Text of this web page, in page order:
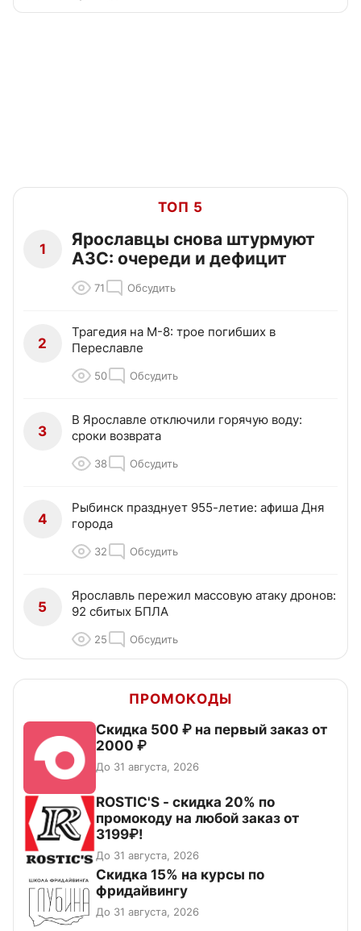
ТОП 5
1
Ярославцы снова штурмуют
АЗС: очереди и дефицит
71 Обсудить
2
Трагедия на М-8: трое погибших в
Переславле
50 Обсудить
3
В Ярославле отключили горячую воду:
сроки возврата
38 Обсудить
4
Рыбинск празднует 955-летие: афиша Дня
города
32 Обсудить
5
Ярославль пережил массовую атаку дронов:
92 сбитых БПЛА
25 Обсудить
ПРОМОКОДЫ
Скидка 500 ₽ на первый заказ от
2000 ₽
До 31 августа, 2026
ROSTIC'S - скидка 20% по
промокоду на любой заказ от
3199₽!
До 31 августа, 2026
Скидка 15% на курсы по
фридайвингу
До 31 августа, 2026